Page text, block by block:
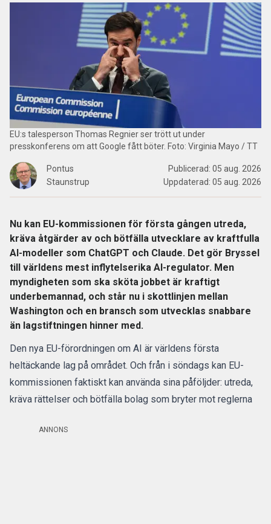
EU:s talesperson Thomas Regnier ser trött ut under
presskonferens om att Google fått böter. Foto: Virginia Mayo / TT
Pontus
Staunstrup
Publicerad: 05 aug. 2026
Uppdaterad: 05 aug. 2026
Nu kan EU-kommissionen för första gången utreda,
kräva åtgärder av och bötfälla utvecklare av kraftfulla
AI-modeller som ChatGPT och Claude. Det gör Bryssel
till världens mest inflytelserika AI-regulator. Men
myndigheten som ska sköta jobbet är kraftigt
underbemannad, och står nu i skottlinjen mellan
Washington och en bransch som utvecklas snabbare
än lagstiftningen hinner med.
Den nya EU-förordningen om AI är världens första
heltäckande lag på området. Och från i söndags kan EU-
kommissionen faktiskt kan använda sina påföljder: utreda,
kräva rättelser och bötfälla bolag som bryter mot reglerna
ANNONS